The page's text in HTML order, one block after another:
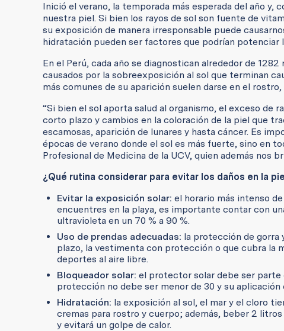
Inició el verano, la temporada más esperada del año y,
nuestra piel. Si bien los rayos de sol son fuente de
su exposición de manera irresponsable puede
hidratación pueden ser factores que podrían potenciar
En el Perú, cada año se diagnostican alrededor de
causados por la sobreexposición al sol que terminan
más comunes de su aparición suelen darse en el
“Si bien el sol aporta salud al organismo, el exceso de
corto plazo y cambios en la coloración de la piel que
escamosas, aparición de lunares y hasta cáncer. Es
épocas de verano donde el sol es más fuerte, sino en
Profesional de Medicina de la UCV, quien además nos
¿Qué rutina considerar para evitar los daños en la
Evitar la exposición solar: el horario más intenso
encuentres en la playa, es importante contar con
ultravioleta en un 70 % a 90 %.
Uso de prendas adecuadas: la protección de gorra
plazo, la vestimenta con protección o que cubra la
deportes al aire libre.
Bloqueador solar: el protector solar debe ser parte
protección no debe ser menor de 30 y su
Hidratación: la exposición al sol, el mar y el cloro
cremas para rostro y cuerpo; además, beber 2
y evitará un golpe de calor.